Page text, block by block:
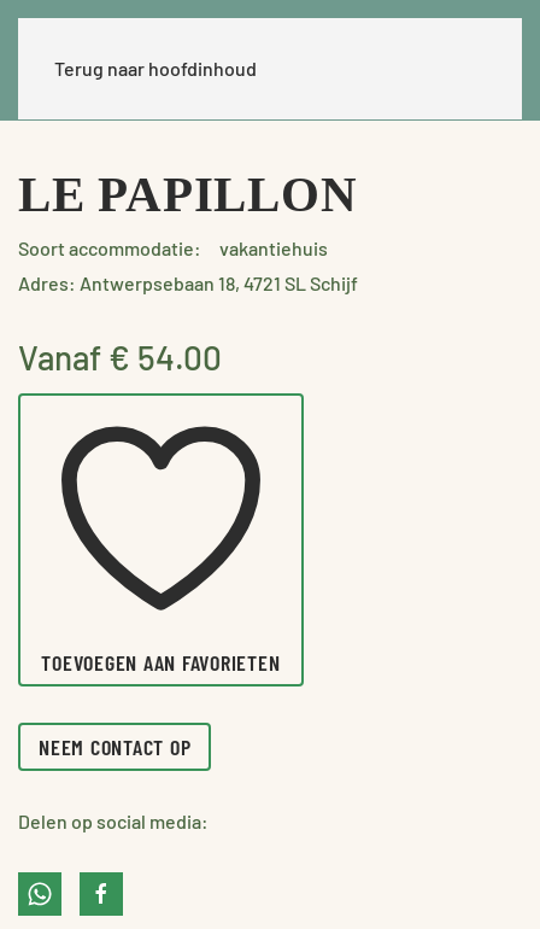
Terug naar hoofdinhoud
LE PAPILLON
Soort accommodatie:
vakantiehuis
Adres: Antwerpsebaan 18, 4721 SL Schijf
Vanaf € 54.00
TOEVOEGEN AAN FAVORIETEN
NEEM CONTACT OP
Delen op social media: